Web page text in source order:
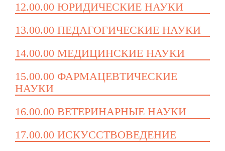
12.00.00 ЮРИДИЧЕСКИЕ НАУКИ
13.00.00 ПЕДАГОГИЧЕСКИЕ НАУКИ
14.00.00 МЕДИЦИНСКИЕ НАУКИ
15.00.00 ФАРМАЦЕВТИЧЕСКИЕ
НАУКИ
16.00.00 ВЕТЕРИНАРНЫЕ НАУКИ
17.00.00 ИСКУССТВОВЕДЕНИЕ